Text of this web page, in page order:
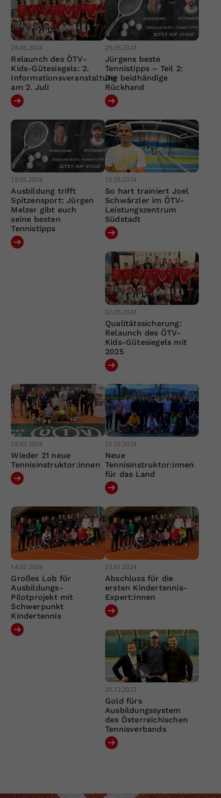
28.06.2024
Relaunch des ÖTV-
Kids-Gütesiegels: 2.
Informationsveranstaltung
am 2. Juli
29.05.2024
Jürgens beste
Tennistipps – Teil 2:
Die beidhändige
Rückhand
15.05.2024
Ausbildung trifft
Spitzensport: Jürgen
Melzer gibt euch
seine besten
Tennistipps
15.05.2024
So hart trainiert Joel
Schwärzler im ÖTV-
Leistungszentrum
Südstadt
02.05.2024
Qualitätssicherung:
Relaunch des ÖTV-
Kids-Gütesiegels mit
2025
28.03.2024
Wieder 21 neue
Tennisinstruktor:innen
22.03.2024
Neue
Tennisinstruktor:innen
für das Land
14.02.2024
Großes Lob für
Ausbildungs-
Pilotprojekt mit
Schwerpunkt
Kindertennis
23.01.2024
Abschluss für die
ersten Kindertennis-
Expert:innen
20.12.2023
Gold fürs
Ausbildungssystem
des Österreichischen
Tennisverbands